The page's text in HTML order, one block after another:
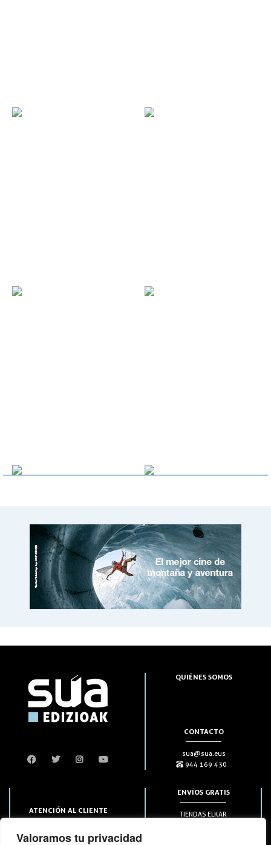
Valoramos tu privacidad
QUIÉNES SOMOS
CONTACTO
sua@sua.eus
944 169 430
ATENCIÓN AL CLIENTE
ENVÍOS GRATIS
TIENDAS ELKAR